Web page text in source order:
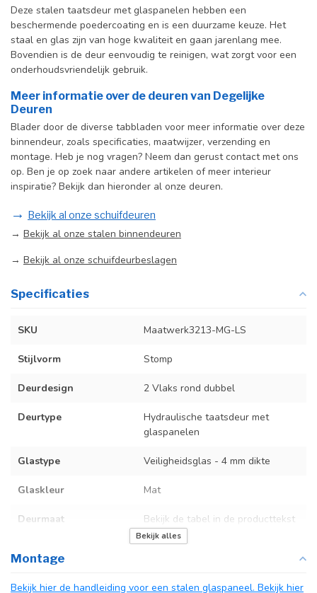
Deze stalen taatsdeur met glaspanelen hebben een
beschermende poedercoating en is een duurzame keuze. Het
staal en glas zijn van hoge kwaliteit en gaan jarenlang mee.
Bovendien is de deur eenvoudig te reinigen, wat zorgt voor een
onderhoudsvriendelijk gebruik.
Meer informatie over de deuren van Degelijke
Deuren
Blader door de diverse tabbladen voor meer informatie over deze
binnendeur, zoals specificaties, maatwijzer, verzending en
montage. Heb je nog vragen? Neem dan gerust contact met ons
op. Ben je op zoek naar andere artikelen of meer interieur
inspiratie? Bekijk dan hieronder al onze deuren.
→ Bekijk al onze schuifdeuren
→ Bekijk al onze stalen binnendeuren
→ Bekijk al onze schuifdeurbeslagen
Specificaties
SKU Maatwerk3213-MG-LS
Stijlvorm Stomp
Deurdesign 2 Vlaks rond dubbel
Deurtype
Hydraulische taatsdeur met
glaspanelen
Glastype Veiligheidsglas - 4 mm dikte
Glaskleur Mat
Deurmaat Bekijk de tabel in de producttekst
N.v.t.
Bekijk alles
Montage
Bekijk hier de handleiding voor een stalen glaspaneel. Bekijk hier